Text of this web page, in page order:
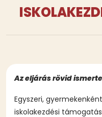
Az eljárás rövid
Egyszeri,
iskolakezdési